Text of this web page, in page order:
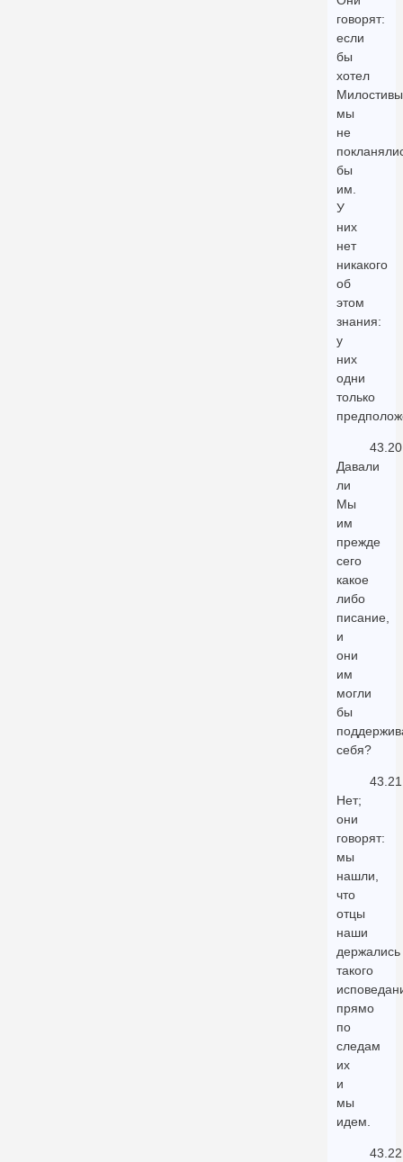
говорят:
если
бы
хотел
мы
не
бы
им.
У
них
нет
никакого
об
этом
знания:
у
них
одни
только
43.20
Давали
ли
Мы
им
прежде
сего
какое
либо
писание,
и
они
им
могли
бы
себя?
43.21
Нет;
они
говорят:
мы
нашли,
что
отцы
наши
держались
такого
прямо
по
следам
их
и
мы
идем.
43.22